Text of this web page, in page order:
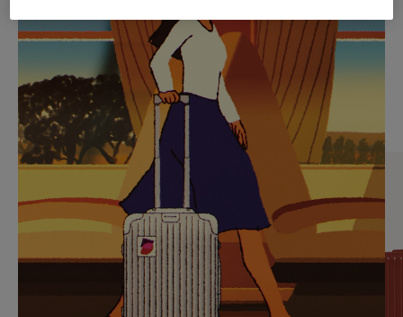
NO
ESTÁ
PAUSADO,
PULSE
PARA
PAUSARLO.
DEL
VÍDEO
ESTÁ
DESACTIVADO:
PULSE
PARA
ACTIVARLO.
IDAS DE REGALO CUIDADOSAMENTE ELEGIDAS
Encuentre su compañero de
viaje ideal